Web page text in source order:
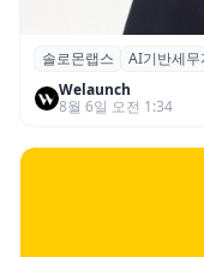
솔로몬랩스, 스
절세 전략 AI 에
솔로몬랩스 AI기반세
Welaunch
8월 6일 오전 1:34